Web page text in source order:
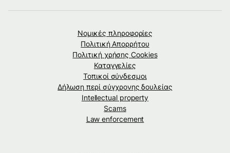
Νομικές πληροφορίες
Πολιτική Απορρήτου
Πολιτική χρήσης Cookies
Καταγγελίες
Τοπικοί σύνδεσμοι
Δήλωση περί σύγχρονης δουλείας
Intellectual property
Scams
Law enforcement